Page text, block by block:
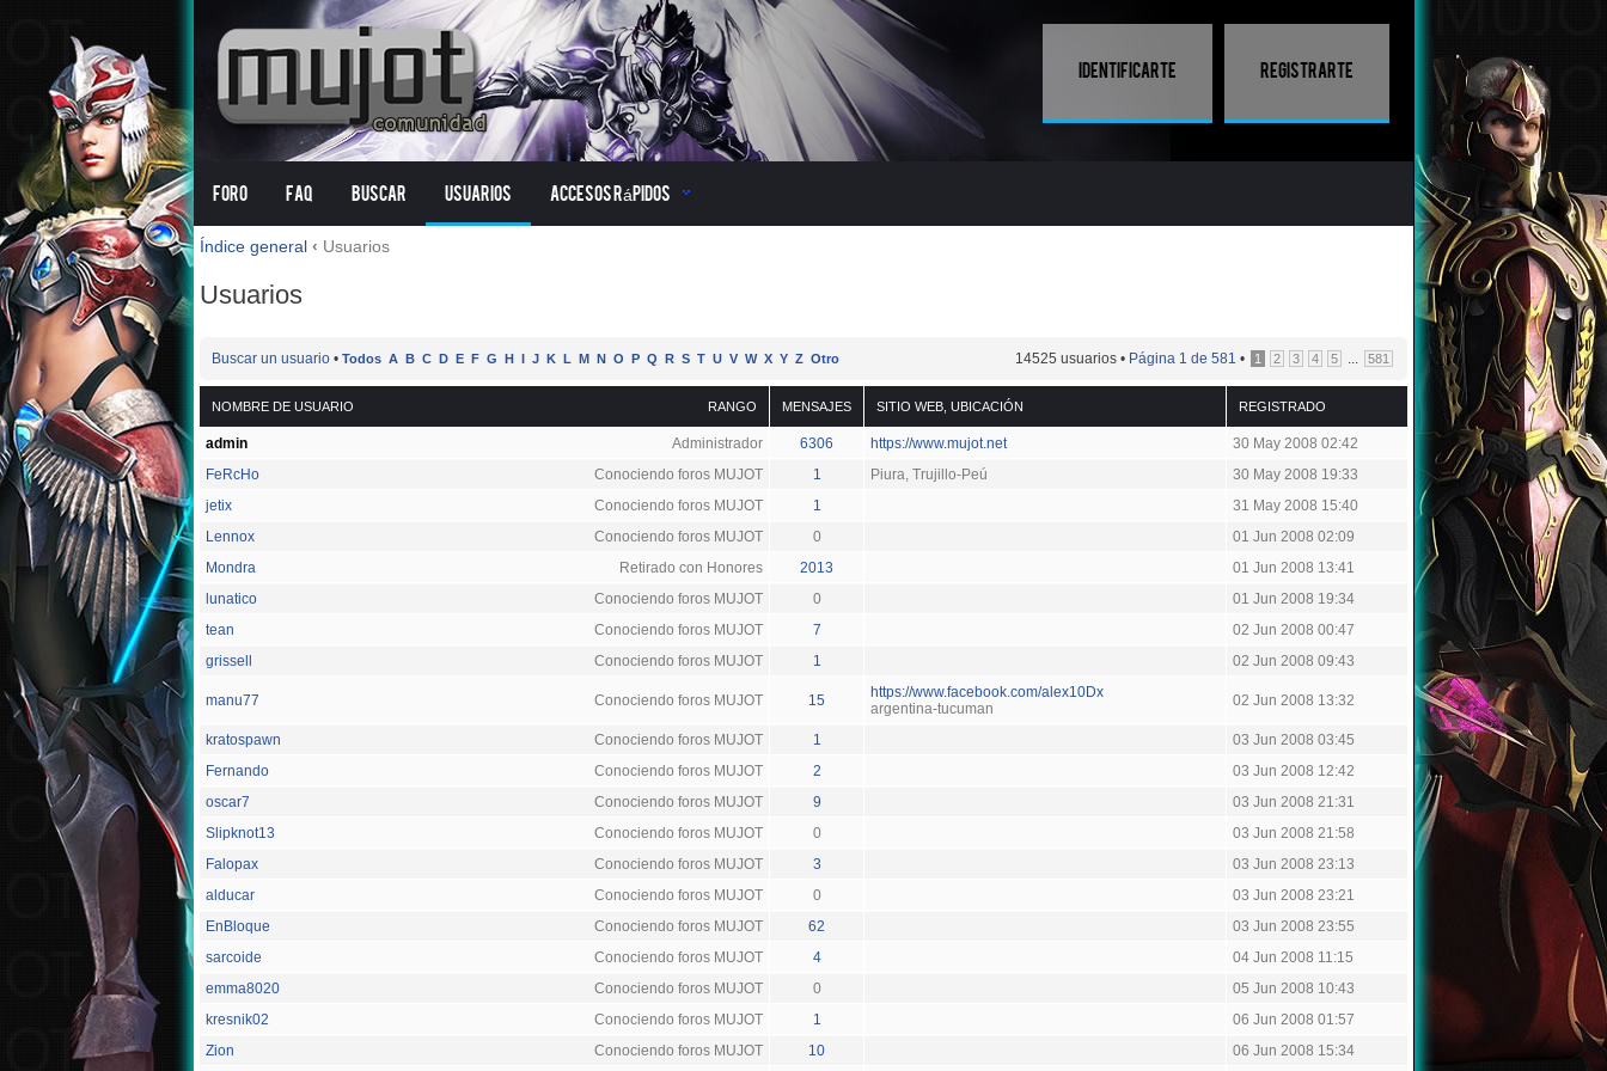
Identificarte Registrarte
Foro FAQ Buscar Usuarios Accesos Rápidos
Índice general ‹ Usuarios
Usuarios
Buscar un usuario • Todos A B C D E F G H I J K L M N O P Q R S T U V W X Y Z Otro 14525 usuarios • Página 1 de 581 • 1 2 3 4 5 ... 581
RANGO
NOMBRE DE USUARIO MENSAJES SITIO WEB UBICACIÓN REGISTRADO
Administrador
admin 6306 https://www.mujot.net
30 May 2008 02:42
Conociendo foros MUJOT
FeRcHo 1 Piura, Trujillo-Peú
30 May 2008 19:33
Conociendo foros MUJOT
jetix 1
31 May 2008 15:40
Conociendo foros MUJOT
Lennox 0
01 Jun 2008 02:09
Retirado con Honores
Mondra 2013
01 Jun 2008 13:41
Conociendo foros MUJOT
lunatico 0
01 Jun 2008 19:34
Conociendo foros MUJOT
tean 7
02 Jun 2008 00:47
Conociendo foros MUJOT
grissell 1 02 Jun 2008 09:43
Conociendo foros MUJOT
manu77 15
https://www.facebook.com/alex10Dx
argentina-tucuman
02 Jun 2008 13:32
Conociendo foros MUJOT
kratospawn 1
03 Jun 2008 03:45
Conociendo foros MUJOT
Fernando 2
03 Jun 2008 12:42
Conociendo foros MUJOT
oscar7 9
03 Jun 2008 21:31
Conociendo foros MUJOT
Slipknot13 0
03 Jun 2008 21:58
Conociendo foros MUJOT
Falopax 3
03 Jun 2008 23:13
Conociendo foros MUJOT
alducar 0
03 Jun 2008 23:21
Conociendo foros MUJOT
EnBloque 62
03 Jun 2008 23:55
Conociendo foros MUJOT
sarcoide 4
04 Jun 2008 11:15
Conociendo foros MUJOT
emma8020 0
05 Jun 2008 10:43
Conociendo foros MUJOT
kresnik02 1
06 Jun 2008 01:57
Conociendo foros MUJOT
Zion 10 06 Jun 2008 15:34